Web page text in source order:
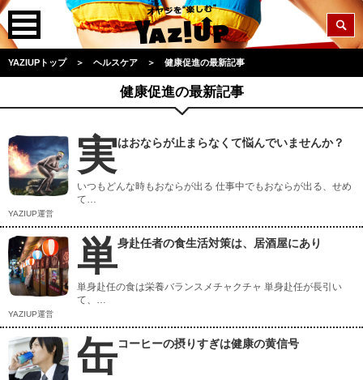
YAZIUPトップ ＞ ヘルスケア ＞ 健康促進の最新記事
健康促進の最新記事
実はおならが止まらなくて悩んでいませんか？
いつもどんな時もおならが出る 仕事中でもおならが出る、せめ
て…
YAZIUP運営
単身赴任者の食生活対策は、居酒屋にあり
単身赴任の食は栄養バランスメチャクチャ 単身赴任が長引い
て、…
YAZIUP運営
缶コーヒーの摂りすぎは健康の黄信号